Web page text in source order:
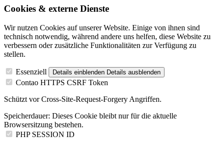
Cookies & externe Dienste
Wir nutzen Cookies auf unserer Website. Einige von ihnen sind
technisch notwendig, während andere uns helfen, diese Website zu
verbessern oder zusätzliche Funktionalitäten zur Verfügung zu
stellen.
Essenziell Details einblenden Details ausblenden
Contao HTTPS CSRF Token
Schützt vor Cross-Site-Request-Forgery Angriffen.
Speicherdauer: Dieses Cookie bleibt nur für die aktuelle
Browsersitzung bestehen.
PHP SESSION ID